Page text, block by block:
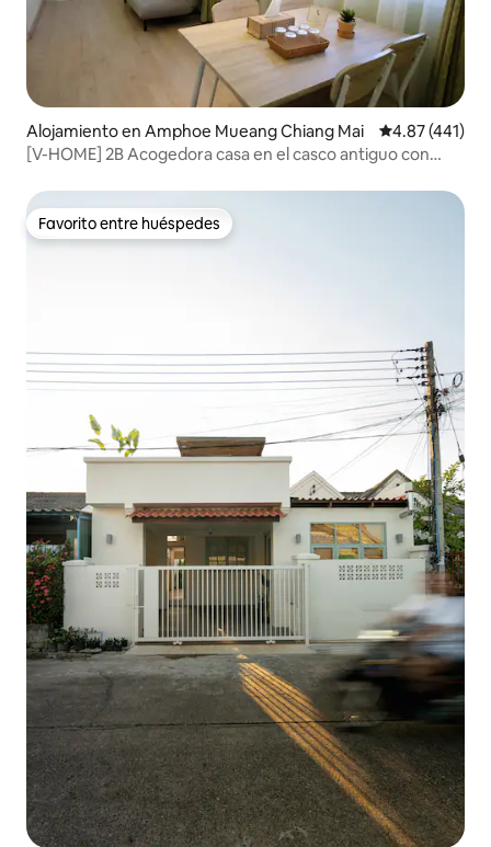
Alojamiento en Amphoe Mueang Chiang Mai Calificación
4.87 (441)
[V-HOME] 2B Acogedora casa en el casco antiguo con
Favorito entre huéspedes
Favorito entre huéspedes